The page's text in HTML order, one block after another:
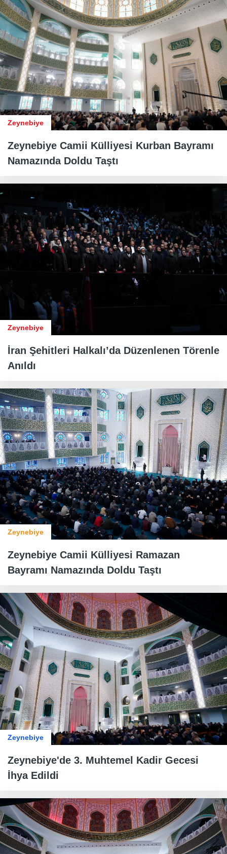
Zeynebiye
Zeynebiye Camii Külliyesi Kurban Bayramı
Namazında Doldu Taştı
Zeynebiye
İran Şehitleri Halkalı’da Düzenlenen Törenle
Anıldı
Zeynebiye
Zeynebiye Camii Külliyesi Ramazan
Bayramı Namazında Doldu Taştı
Zeynebiye
Zeynebiye'de 3. Muhtemel Kadir Gecesi
İhya Edildi